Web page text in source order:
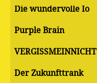
Die wundervolle Io
Purple Brain
VERGISSMEINNICHT
Der Zukunfttrank